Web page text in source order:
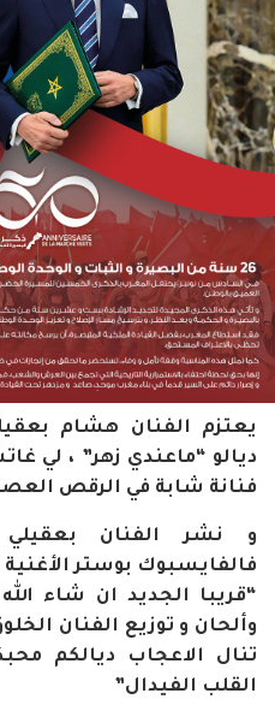
يعتزم الفنان هشام
ديالو “ماعندي زهر” ، لي
فنانة شابة في الرقص
و نشر الفنان
فالفايسبوك بوستر الأغنية
“قريبا الجديد ان شاء
وألحان و توزيع الفنان
تنال الاعجاب ديالكم
القلب الفيدال”